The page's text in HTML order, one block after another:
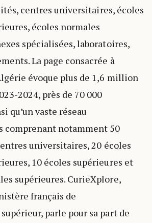
centres universitaires, écoles
écoles normales
spécialisées, laboratoires,
La page consacrée à
évoque plus de 1,6 million
2024, près de 70 000
qu’un vaste réseau
comprenant notamment 50
universitaires, 20 écoles
10 écoles supérieures et
supérieures. CurieXplore,
français de
parle pour sa part de